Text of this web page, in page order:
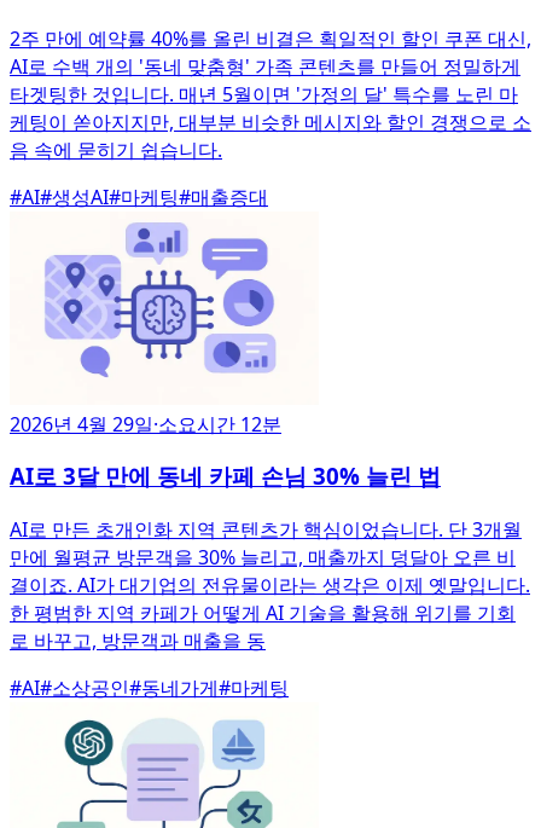
2주 만에 예약률 40%를 올린 비결은 획일적인 할인 쿠폰 대신,
AI로 수백 개의 '동네 맞춤형' 가족 콘텐츠를 만들어 정밀하게
타겟팅한 것입니다. 매년 5월이면 '가정의 달' 특수를 노린 마
케팅이 쏟아지지만, 대부분 비슷한 메시지와 할인 경쟁으로 소
음 속에 묻히기 쉽습니다.
#AI#생성AI#마케팅#매출증대
2026년 4월 29일·소요시간 12분
AI로 3달 만에 동네 카페 손님 30% 늘린 법
AI로 만든 초개인화 지역 콘텐츠가 핵심이었습니다. 단 3개월
만에 월평균 방문객을 30% 늘리고, 매출까지 덩달아 오른 비
결이죠. AI가 대기업의 전유물이라는 생각은 이제 옛말입니다.
한 평범한 지역 카페가 어떻게 AI 기술을 활용해 위기를 기회
로 바꾸고, 방문객과 매출을 동
#AI#소상공인#동네가게#마케팅